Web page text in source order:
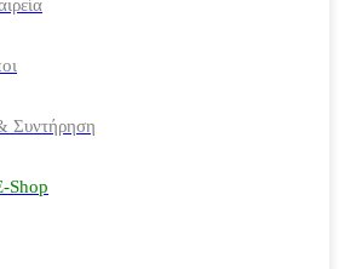
Συντήρηση
Shop